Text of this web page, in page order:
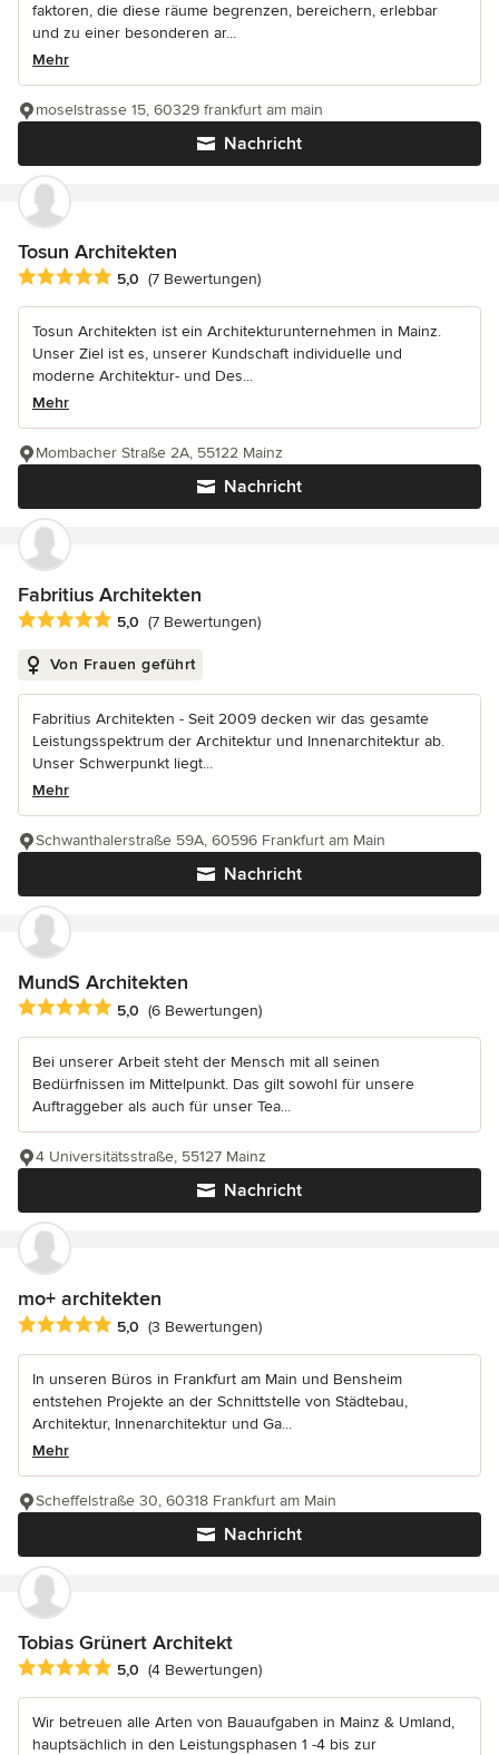
faktoren, die diese räume begrenzen, bereichern, erlebbar
und zu einer besonderen ar...
Mehr
Nachricht
moselstrasse 15, 60329 frankfurt am main
Tosun Architekten
Durchschnittliche Bewertung: 5 von 5 Sternen
5,0 (7 Bewertungen)
Tosun Architekten ist ein Architekturunternehmen in Mainz.
Unser Ziel ist es, unserer Kundschaft individuelle und
moderne Architektur- und Des...
Mehr
Nachricht
Mombacher Straße 2A, 55122 Mainz
Fabritius Architekten
Durchschnittliche Bewertung: 5 von 5 Sternen
5,0 (7 Bewertungen)
Von Frauen geführt
Fabritius Architekten - Seit 2009 decken wir das gesamte
Leistungsspektrum der Architektur und Innenarchitektur ab.
Unser Schwerpunkt liegt...
Mehr
Nachricht
Schwanthalerstraße 59A, 60596 Frankfurt am Main
MundS Architekten
Durchschnittliche Bewertung: 5 von 5 Sternen
5,0 (6 Bewertungen)
Bei unserer Arbeit steht der Mensch mit all seinen
Bedürfnissen im Mittelpunkt. Das gilt sowohl für unsere
Auftraggeber als auch für unser Tea...
Nachricht
4 Universitätsstraße, 55127 Mainz
mo+ architekten
Durchschnittliche Bewertung: 5 von 5 Sternen
5,0 (3 Bewertungen)
In unseren Büros in Frankfurt am Main und Bensheim
entstehen Projekte an der Schnittstelle von Städtebau,
Architektur, Innenarchitektur und Ga...
Mehr
Nachricht
Scheffelstraße 30, 60318 Frankfurt am Main
Tobias Grünert Architekt
Durchschnittliche Bewertung: 5 von 5 Sternen
5,0 (4 Bewertungen)
Wir betreuen alle Arten von Bauaufgaben in Mainz & Umland,
hauptsächlich in den Leistungsphasen 1 -4 bis zur